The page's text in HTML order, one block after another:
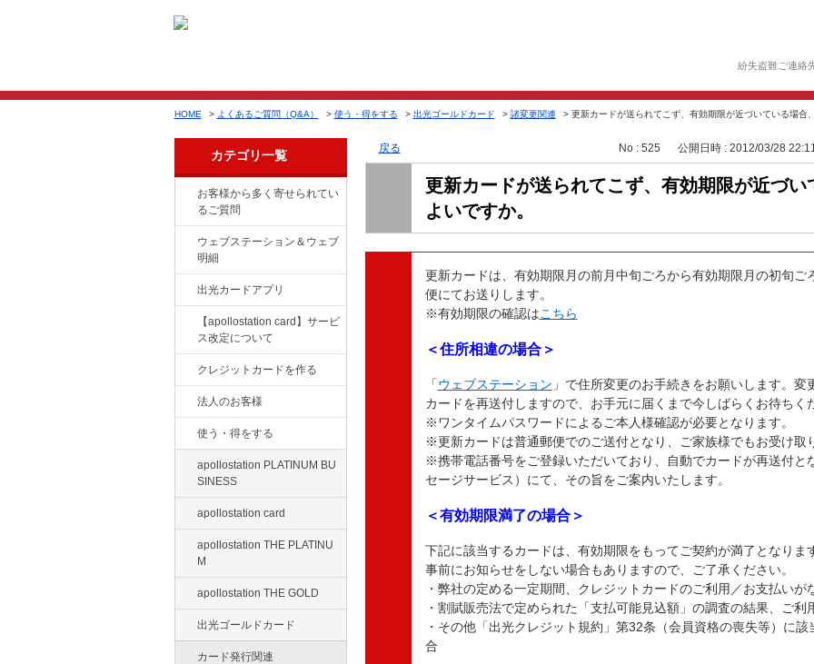
紛失盗難ご連絡
HOME > よくあるご質問（Q&A） > 使う・得をする > 出光ゴールドカード > 諸変更関連 > 更新カードが送られてこず、有効期限が近づいている場合
カテゴリ一覧
お客様から多く寄せられてい
るご質問
ウェブステーション＆ウェブ
明細
出光カードアプリ
【apollostation card】サービ
ス改定について
クレジットカードを作る
法人のお客様
使う・得をする
apollostation PLATINUM BU
SINESS
apollostation card
apollostation THE PLATINU
M
apollostation THE GOLD
出光ゴールドカード
カード発行関連
戻る No : 525 公開日時 : 2012/03/28
更新カードが送られてこず、有効期限が近づ
よいですか。
更新カードは、有効期限月の前月中旬ごろから有効期限月の初旬ご
便にてお送りします。
※有効期限の確認はこちら
＜住所相違の場合＞
「ウェブステーション 」で住所変更のお手続きをお願いします。
カードを再送付しますので、お手元に届くまで今しばらくお待ちく
※ワンタイムパスワードによるご本人様確認が必要となります。
※更新カードは普通郵便でのご送付となり、ご家族様でもお受け取
※携帯電話番号をご登録いただいており、自動でカードが再送付と
セージサービス）にて、その旨をご案内いたします。
＜有効期限満了の場合＞
下記に該当するカードは、有効期限をもってご契約が満了となりま
事前にお知らせをしない場合もありますので、ご了承ください。
・弊社の定める一定期間、クレジットカードのご利用／お支払いが
・割賦販売法で定められた「支払可能見込額」の調査の結果、ご
・その他「出光クレジット規約」第32条（会員資格の喪失等）に
合